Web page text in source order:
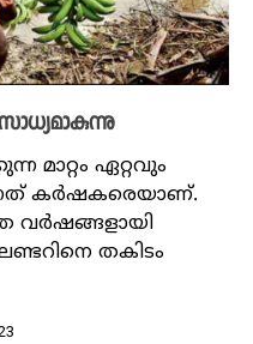
മാറ്റം ഏറ്റവും
കർഷകരെയാണ്.
വർഷങ്ങളായി
തകിടം